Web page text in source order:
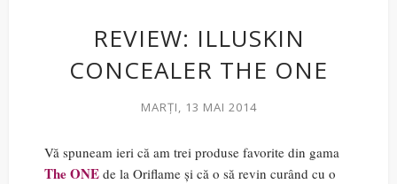
REVIEW: ILLUSKIN
CONCEALER THE ONE
MARȚI, 13 MAI 2014
Vă spuneam ieri că am trei produse favorite din gama
The ONE de la Oriflame și că o să revin curând cu o